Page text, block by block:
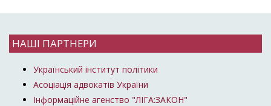
НАШІ ПАРТНЕРИ
Український інститут політики
Асоціація адвокатів України
Інформаційне агенство "ЛІГА:ЗАКОН"